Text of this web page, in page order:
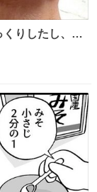
りしたし、や